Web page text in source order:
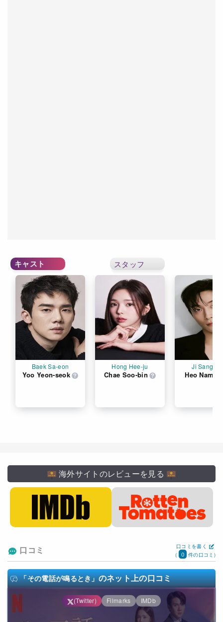
スタッフ
キャスト
Baek Sa-eon
Yoo Yeon-seok
Hong Hee-ju
Chae Soo-bin
Ji Sang-
Heo Nam-
海外サイトのレビューを見る
口コミ
口コミを書く
(
0 件の口コミ)
「その電話が鳴るとき」のネット上の口コミ
(Twitter) Filmarks IMDb